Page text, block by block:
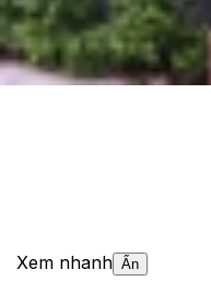
Xem nhanh Ẩn